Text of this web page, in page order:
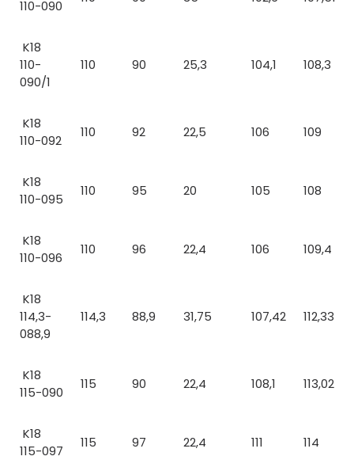
110-090
K18
110-
090/1
110 90 25,3 104,1 108,3
K18
110-092
110 92 22,5 106 109
K18
110-095
110 95 20 105 108
K18
110-096
110 96 22,4 106 109,4
K18
114,3-
088,9
114,3 88,9 31,75 107,42 112,33
K18
115-090
115 90 22,4 108,1 113,02
K18
115-097
115 97 22,4 111 114